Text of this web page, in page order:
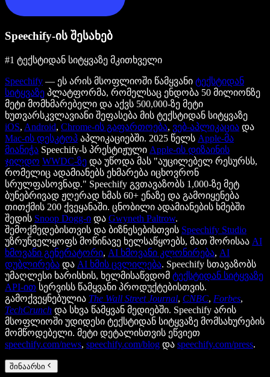
Speechify-ის შესახებ
#1 ტექსტიდან სიტყვაზე მკითხველი
Speechify — ეს არის მსოფლიოში წამყვანი ტექსტიდან
სიტყვაზე პლატფორმა, რომელსაც ენდობა 50 მილიონზე
მეტი მომხმარებელი და აქვს 500,000-ზე მეტი
ხუთვარსკვლავიანი შეფასება მის ტექსტიდან სიტყვაზე
iOS, Android, Chrome-ის გაფართოება, ვებ-აპლიკაცია და
Mac-ის დესკტოპ აპლიკაციებში. 2025 წელს Apple-მა
მიანიჭა Speechify-ს პრესტიჟული Apple-ის დიზაინის
ჯილდო WWDC-ზე და უწოდა მას "აუცილებელ რესურსს,
რომელიც ადამიანებს ეხმარება იცხოვრონ
სრულფასოვნად." Speechify გვთავაზობს 1,000-ზე მეტ
ბუნებრივად ჟღერად ხმას 60+ ენაზე და გამოიყენება
თითქმის 200 ქვეყანაში. ცნობილი ადამიანების ხმებში
შედის Snoop Dogg-ი და Gwyneth Paltrow.
შემოქმედებისთვის და ბიზნესებისთვის Speechify Studio
უზრუნველყოფს მოწინავე ხელსაწყოებს, მათ შორისაა AI
ხმოვანი გენერატორი, AI ხმოვანი კლონირება, AI
დუბლირება და AI ხმის ცვლილება. Speechify სთავაზობს
უმაღლესი ხარისხის, ხელმისაწვდომ ტექსტიდან სიტყვაზე
API-ით სერვისს წამყვანი პროდუქტებისთვის.
გამოქვეყნებულია The Wall Street Journal, CNBC, Forbes,
TechCrunch და სხვა წამყვან მედიებში. Speechify არის
მსოფლიოში უდიდესი ტექსტიდან სიტყვაზე მომსახურების
მომწოდებელი. მეტი დეტალისთვის ეწვიეთ
speechify.com/news, speechify.com/blog და speechify.com/press.
შინაარსი